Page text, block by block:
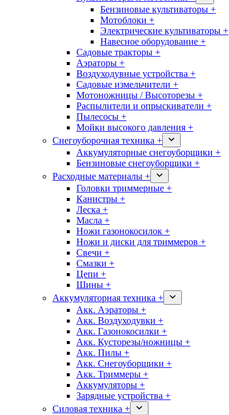
Бензиновые культиваторы +
Мотоблоки +
Электрические культиваторы +
Навесное оборудование +
Садовые тракторы +
Аэраторы +
Воздуходувные устройства +
Садовые измельчители +
Мотоножницы / Высоторезы +
Распылители и опрыскиватели +
Пылесосы +
Мойки высокого давления +
Снегоуборочная техника +
Аккумуляторные снегоуборщики +
Бензиновые снегоуборщики +
Расходные материалы +
Головки триммерные +
Канистры +
Леска +
Масла +
Ножи газонокосилок +
Ножи и диски для триммеров +
Свечи +
Смазки +
Цепи +
Шины +
Аккумуляторная техника +
Акк. Аэраторы +
Акк. Воздуходувки +
Акк. Газонокосилки +
Акк. Кусторезы/ножницы +
Акк. Пилы +
Акк. Снегоуборщики +
Акк. Триммеры +
Аккумуляторы +
Зарядные устройства +
Силовая техника +